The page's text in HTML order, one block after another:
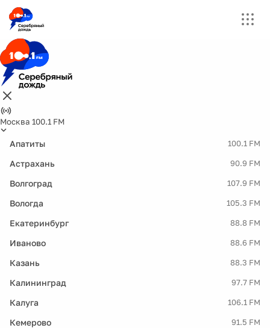
Москва 100.1 FM
Апатиты 100.1 FM
Астрахань 90.9 FM
Волгоград 107.9 FM
Вологда 105.3 FM
Екатеринбург 88.8 FM
Иваново 88.6 FM
Казань 88.3 FM
Калининград 97.7 FM
Калуга 106.1 FM
Кемерово 91.5 FM